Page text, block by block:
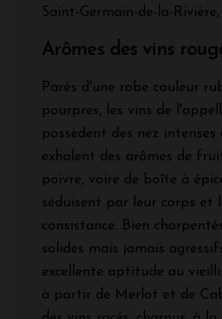
Saint-Germain-de-la-
Arômes des vins
Parés d'une robe couleur
pourpres, les vins de
possèdent des nez
exhalent des arômes de
poivre, voire de boîte à
séduisent par leur corps et
consistance. Bien
solides mais jamais
excellente aptitude au
à partir de Merlot et de